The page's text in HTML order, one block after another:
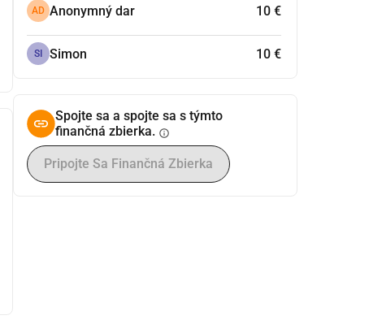
AD Anonymný dar 10 €
SI Simon 10 €
Spojte sa a spojte sa s týmto
finančná zbierka. info
Pripojte Sa Finančná Zbierka